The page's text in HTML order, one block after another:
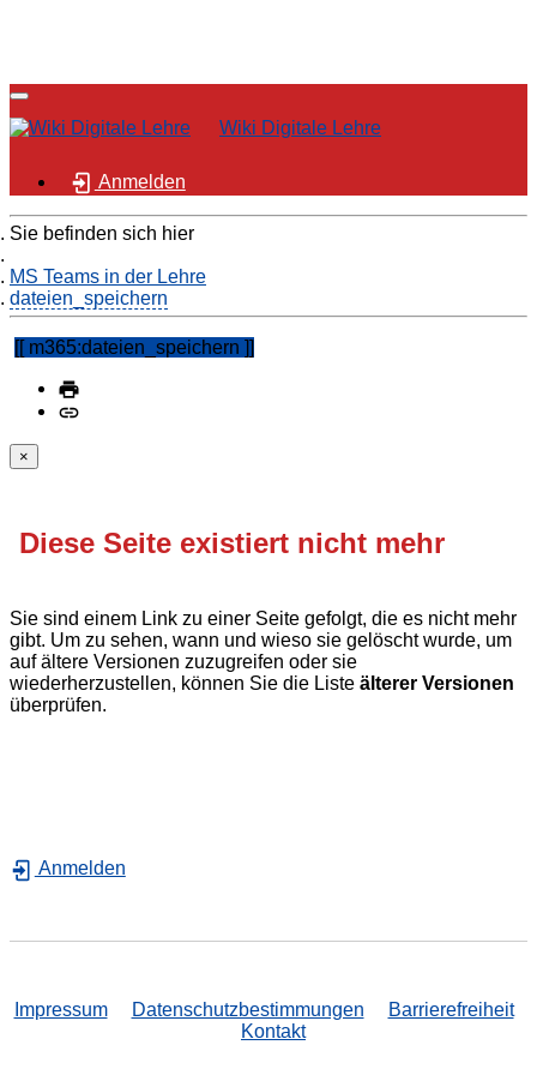
Wiki Digitale Lehre
Anmelden
Sie befinden sich hier
MS Teams in der Lehre
dateien_speichern
m365:dateien_speichern
×
Diese Seite existiert nicht mehr
Sie sind einem Link zu einer Seite gefolgt, die es nicht mehr
gibt. Um zu sehen, wann und wieso sie gelöscht wurde, um
auf ältere Versionen zuzugreifen oder sie
wiederherzustellen, können Sie die Liste älterer Versionen
überprüfen.
Anmelden
Impressum Datenschutzbestimmungen
Barrierefreiheit
Kontakt